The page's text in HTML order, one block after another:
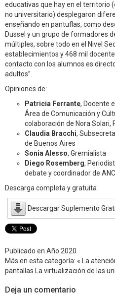
educativas que hay en el territorio
no universitario) desplegaron
enseñando en pantuflas, como
Dussel y un grupo de formadores
múltiples, sobre todo en el Nivel
establecimientos y 468 mil
contacto con los alumnos es
adultos”.
Opiniones de:
Patricia Ferrante, Docente
Área de Comunicación y
colaboración de Nora Solari,
Claudia Bracchi,
de Buenos Aires
Sonia Alesso, Gremialista
Diego Rosemberg,
debate y coordinador de
Descarga completa y gratuita
Descargar Suplemento
Publicado en Año 2020
Más en esta categoría: « La
pantallas
La virtualización de las
Deja un comentario